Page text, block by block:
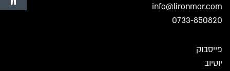
info@lironmor.com
0733-850820
פייסבוק
יוטיוב